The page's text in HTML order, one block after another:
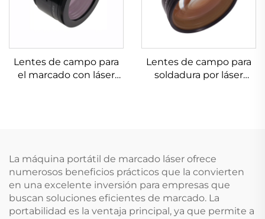
Lentes de campo para
el marcado con láser
Lentes de campo para
soldadura por láser
La máquina portátil de marcado láser ofrece
numerosos beneficios prácticos que la convierten
en una excelente inversión para empresas que
buscan soluciones eficientes de marcado. La
portabilidad es la ventaja principal, ya que permite a